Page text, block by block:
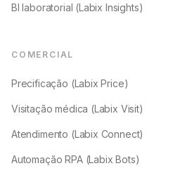
BI laboratorial (Labix Insights)
COMERCIAL
Precificação (Labix Price)
Visitação médica (Labix Visit)
Atendimento (Labix Connect)
Automação RPA (Labix Bots)